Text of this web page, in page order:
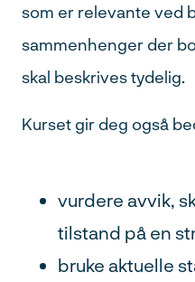
som er relevante ved
sammenhenger der
skal beskrives tydelig.
Kurset gir deg også
vurdere avvik,
tilstand på en
bruke aktuelle